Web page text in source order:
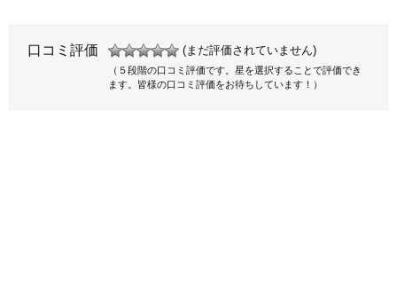
口コミ評価 (まだ評価されていません)
（５段階の口コミ評価です。星を選択することで評価でき
ます。皆様の口コミ評価をお待ちしています！）